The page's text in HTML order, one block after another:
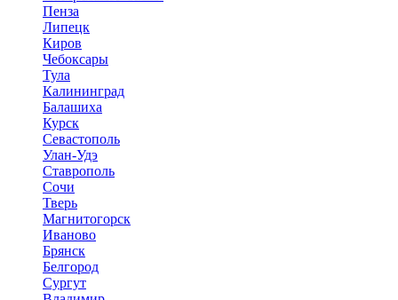
Пенза
Липецк
Киров
Чебоксары
Тула
Калининград
Балашиха
Курск
Севастополь
Улан-Удэ
Ставрополь
Сочи
Тверь
Магнитогорск
Иваново
Брянск
Белгород
Сургут